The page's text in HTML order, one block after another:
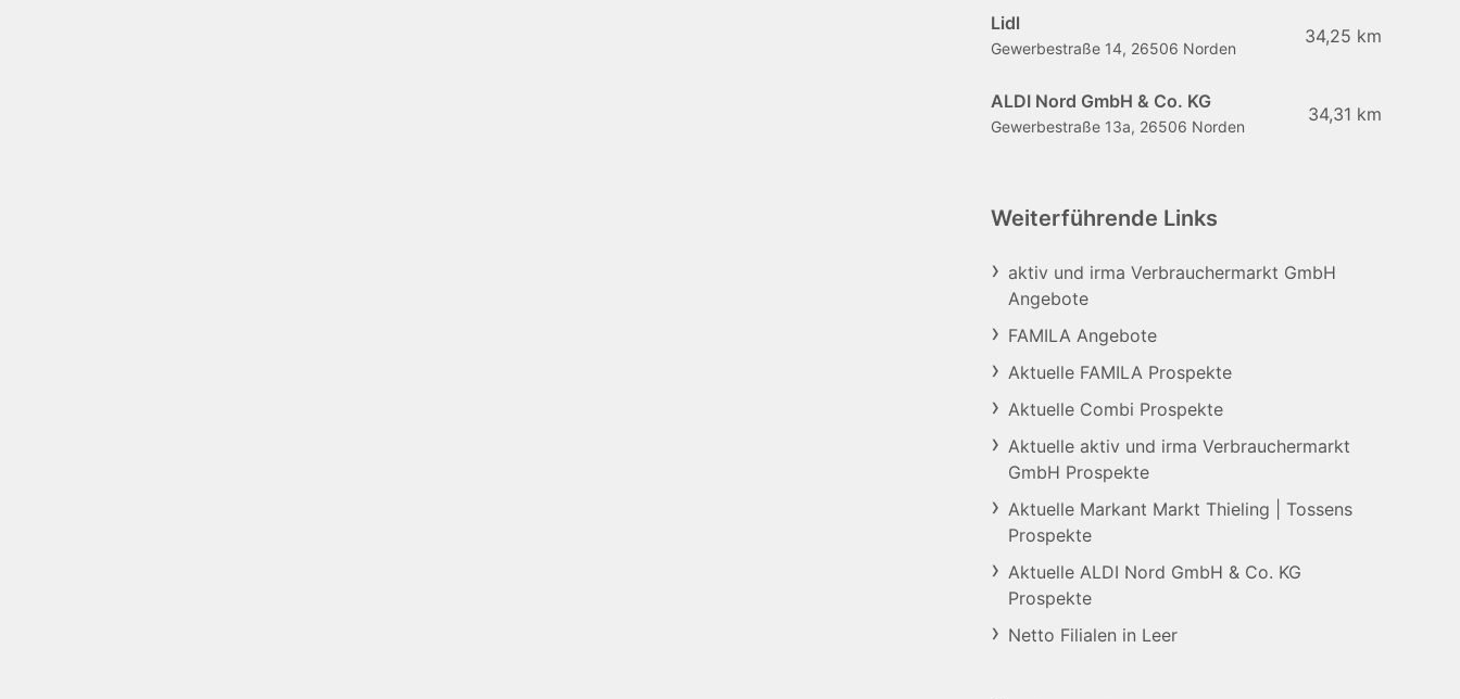
Lidl
Gewerbestraße 14, 26506 Norden
34,25 km
ALDI Nord GmbH & Co. KG
Gewerbestraße 13a, 26506 Norden
34,31 km
Weiterführende Links
aktiv und irma Verbrauchermarkt GmbH
Angebote
FAMILA Angebote
Aktuelle FAMILA Prospekte
Aktuelle Combi Prospekte
Aktuelle aktiv und irma Verbrauchermarkt
GmbH Prospekte
Aktuelle Markant Markt Thieling | Tossens
Prospekte
Aktuelle ALDI Nord GmbH & Co. KG
Prospekte
Netto Filialen in Leer